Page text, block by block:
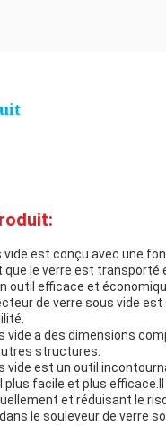
vide est conçu avec une
le verre est
outil efficace et
de verre sous vide
vide a des dimensions
structures.
vide est un outil
facile et plus
et réduisant le
le souleveur de verre